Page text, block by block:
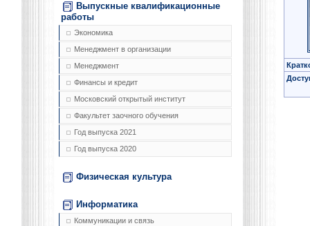
Выпускные квалификационные
работы
Экономика
Менеджмент в организации
Менеджмент
Финансы и кредит
Московский открытый институт
Факультет заочного обучения
Год выпуска 2021
Год выпуска 2020
Физическая культура
Информатика
Коммуникации и связь